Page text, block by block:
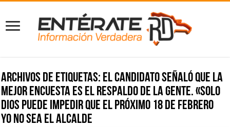
Archivos de etiquetas: el candidato señaló que la
mejor encuesta es el respaldo de la gente. «Solo
Dios puede impedir que el próximo 18 de febrero
yo no sea el alcalde